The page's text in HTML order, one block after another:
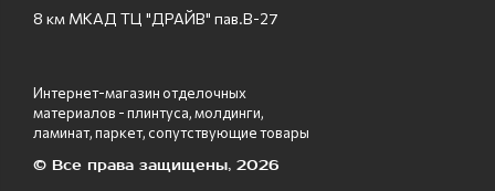
8 км МКАД ТЦ "ДРАЙВ" пав.В-27
Интернет-магазин отделочных
материалов - плинтуса, молдинги,
ламинат, паркет, сопутствующие товары
© Все права защищены, 2026